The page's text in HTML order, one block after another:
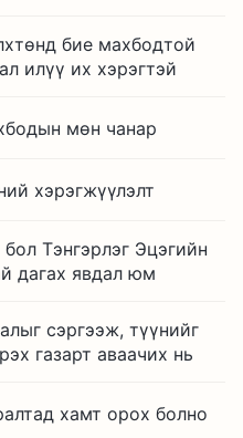
бие махбодтой
илүү их хэрэгтэй
мөн чанар
хэрэгжүүлэлт
Тэнгэрлэг Эцэгийн
дагах явдал юм
сэргээж, түүнийг
газарт аваачих нь
хамт орох болно